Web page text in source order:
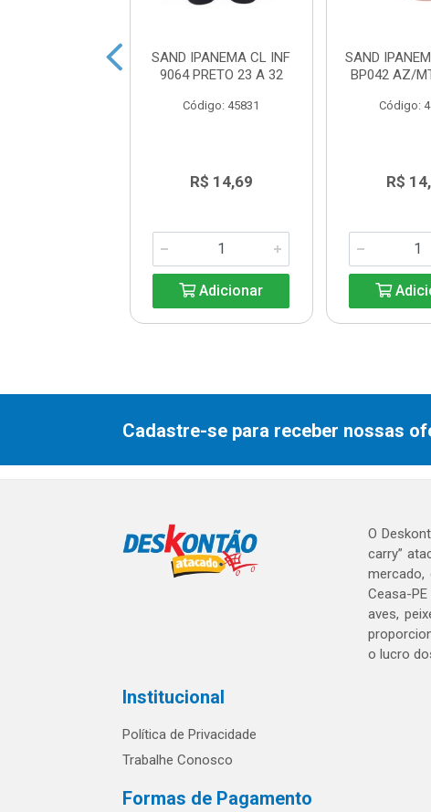
SAND IPANEMA CL INF
9064 PRETO 23 A 32
Código: 45831
R$ 14,69
Adicionar
SAND
BP042 AZ/
Código:
R$
Cadastre-se para receber nossas
O
carry”
mercado,
Ceasa-
aves,
o lucro
Institucional
Política de Privacidade
Trabalhe Conosco
Formas de Pagamento